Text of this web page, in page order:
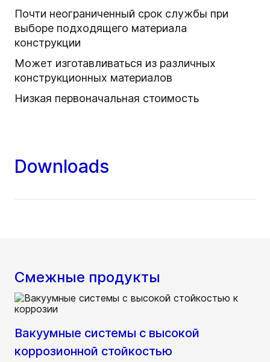
Почти неограниченный срок службы при
выборе подходящего материала
конструкции
Может изготавливаться из различных
конструкционных материалов
Низкая первоначальная стоимость
Downloads
Смежные продукты
Вакуумные системы с высокой
коррозионной стойкостью